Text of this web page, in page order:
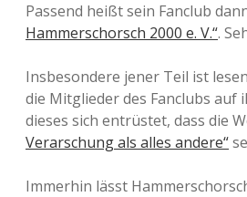
Passend heißt sein Fanclub
Hammerschorsch 2000 e. V.“.
Insbesondere jener Teil ist
die Mitglieder des Fanclubs auf
dieses sich entrüstet, dass die
Verarschung als alles andere“
Immerhin lässt